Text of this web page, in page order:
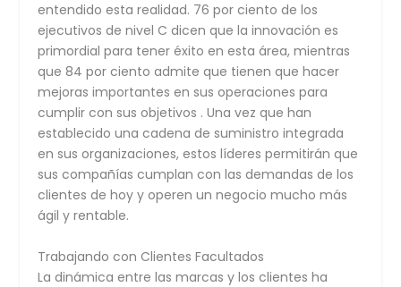
entendido esta realidad. 76 por ciento de los
ejecutivos de nivel C dicen que la innovación es
primordial para tener éxito en esta área, mientras
que 84 por ciento admite que tienen que hacer
mejoras importantes en sus operaciones para
cumplir con sus objetivos . Una vez que han
establecido una cadena de suministro integrada
en sus organizaciones, estos líderes permitirán que
sus compañías cumplan con las demandas de los
clientes de hoy y operen un negocio mucho más
ágil y rentable.
Trabajando con Clientes Facultados
La dinámica entre las marcas y los clientes ha